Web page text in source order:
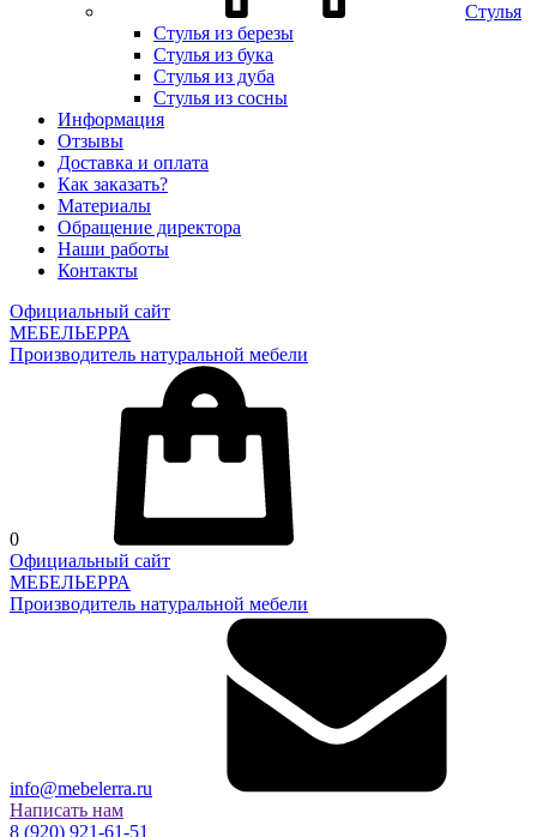
Стулья
Стулья из березы
Стулья из бука
Стулья из дуба
Стулья из сосны
Информация
Отзывы
Доставка и оплата
Как заказать?
Материалы
Обращение директора
Наши работы
Контакты
Официальный сайт
МЕБЕЛЬЕРРА
Производитель натуральной мебели
0
Официальный сайт
МЕБЕЛЬЕРРА
Производитель натуральной мебели
info@mebelerra.ru
Написать нам
8 (920) 921-61-51